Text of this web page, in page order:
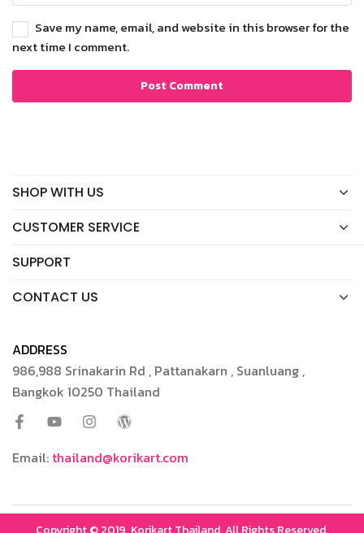
Save my name, email, and website in this browser for the
next time I comment.
SHOP WITH US
CUSTOMER SERVICE
SUPPORT
CONTACT US
ADDRESS
986,988 Srinakarin Rd , Pattanakarn , Suanluang ,
Bangkok 10250 Thailand
Email: thailand@korikart.com